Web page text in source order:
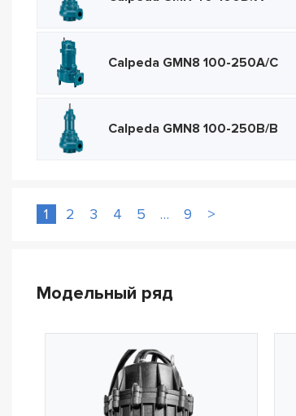
Calpeda GMN8 100-250A/C
Calpeda GMN8 100-250B/B
1 2 3 4 5 … 9 >
Модельный ряд